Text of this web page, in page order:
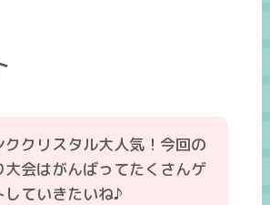
ククリスタル大人気！今回の
大会はがんばってたくさんゲ
していきたいね♪